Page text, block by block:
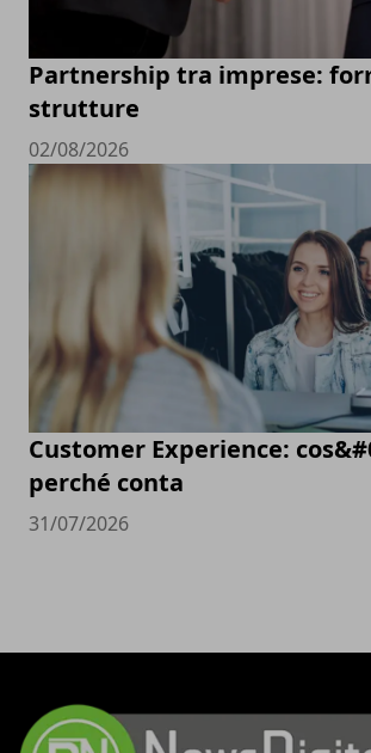
Partnership tra imprese:
strutture
02/08/2026
Customer Experience:
perché conta
31/07/2026